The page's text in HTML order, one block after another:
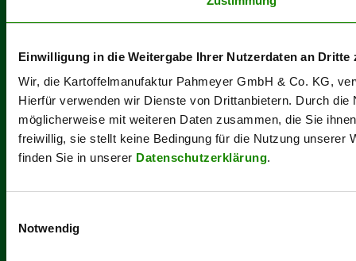
Einwilligung in die Weitergabe Ihrer Nutzerdaten an
Wir, die Kartoffelmanufaktur Pahmeyer GmbH & Co. KG,
Hierfür verwenden wir Dienste von Drittanbietern. Durch
möglicherweise mit weiteren Daten zusammen, die Sie
freiwillig, sie stellt keine Bedingung für die Nutzung
finden Sie in unserer Datenschutzerklärung.
Notwendig